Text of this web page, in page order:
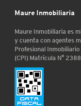
Maure Inmobiliaria
Maure Inmobiliaria es
y cuenta con agentes
Profesional
(CPI) Matrícula N° 2388